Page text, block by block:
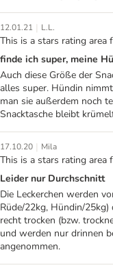
12.01.21 | L.L.
This is a stars rating area
finde ich super, meine
Auch diese Größe der
alles super. Hündin
man sie außerdem noch
Snacktasche bleibt
17.10.20 | Mila
This is a stars rating area
Leider nur Durchschnitt
Die Leckerchen werden
Rüde/22kg, Hündin/
recht trocken (bzw.
und werden nur drinnen
angenommen.